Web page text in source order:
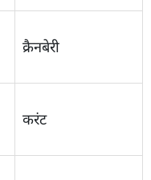
क्रैनबेरी
करंट